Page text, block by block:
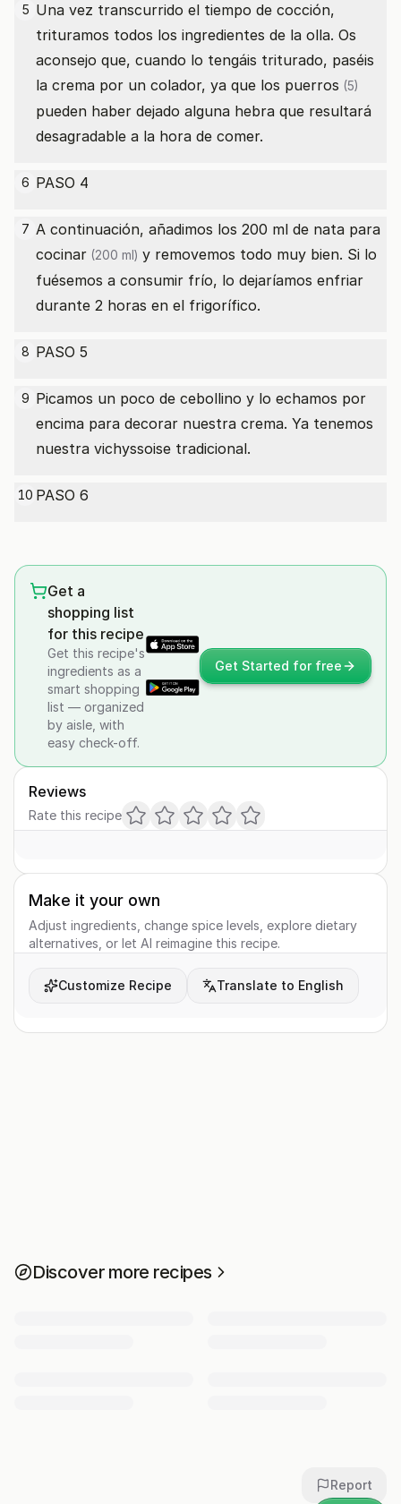
5 Una vez transcurrido el tiempo de cocción,
trituramos todos los ingredientes de la olla. Os
aconsejo que, cuando lo tengáis triturado, paséis
la crema por un colador, ya que los puerros (5)
pueden haber dejado alguna hebra que resultará
desagradable a la hora de comer.
6 PASO 4
7 A continuación, añadimos los 200 ml de nata para
cocinar (200 ml) y removemos todo muy bien. Si lo
fuésemos a consumir frío, lo dejaríamos enfriar
durante 2 horas en el frigorífico.
8 PASO 5
9 Picamos un poco de cebollino y lo echamos por
encima para decorar nuestra crema. Ya tenemos
nuestra vichyssoise tradicional.
10 PASO 6
Get a
shopping list
for this recipe
Get this recipe's
ingredients as a
smart shopping
list — organized
by aisle, with
easy check-off.
Get Started for free
Reviews
Rate this recipe
Make it your own
Adjust ingredients, change spice levels, explore dietary
alternatives, or let AI reimagine this recipe.
Customize Recipe Translate to English
Discover more recipes
Report